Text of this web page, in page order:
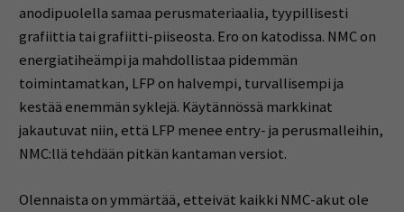
anodipuolella samaa perusmateriaalia, tyypillisesti
grafiittia tai grafiitti-piiseosta. Ero on katodissa. NMC on
energiatiheämpi ja mahdollistaa pidemmän
toimintamatkan, LFP on halvempi, turvallisempi ja
kestää enemmän syklejä. Käytännössä markkinat
jakautuvat niin, että LFP menee entry- ja perusmalleihin,
NMC:llä tehdään pitkän kantaman versiot.
Olennaista on ymmärtää, etteivät kaikki NMC-akut ole